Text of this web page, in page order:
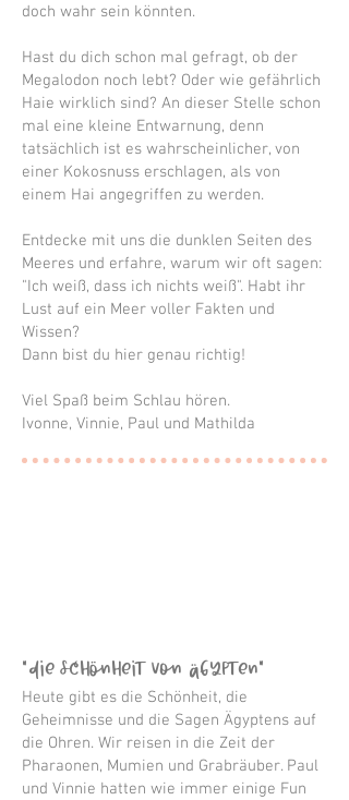
doch wahr sein könnten.
Hast du dich schon mal gefragt, ob der
Megalodon noch lebt? Oder wie gefährlich
Haie wirklich sind? An dieser Stelle schon
mal eine kleine Entwarnung, denn
tatsächlich ist es wahrscheinlicher, von
einer Kokosnuss erschlagen, als von
einem Hai angegriffen zu werden.
Entdecke mit uns die dunklen Seiten des
Meeres und erfahre, warum wir oft sagen:
"Ich weiß, dass ich nichts weiß". Habt ihr
Lust auf ein Meer voller Fakten und
Wissen?
Dann bist du hier genau richtig!
Viel Spaß beim Schlau hören.
Ivonne, Vinnie, Paul und Mathilda
“Die Schönheit von Ägypten"
Heute gibt es die Schönheit, die
Geheimnisse und die Sagen Ägyptens auf
die Ohren. Wir reisen in die Zeit der
Pharaonen, Mumien und Grabräuber. Paul
und Vinnie hatten wie immer einige Fun